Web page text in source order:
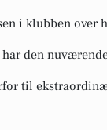
i klubben over
den
til